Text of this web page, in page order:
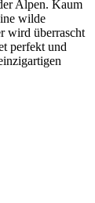
Alpen. Kaum
wilde
wird überrascht
perfekt und